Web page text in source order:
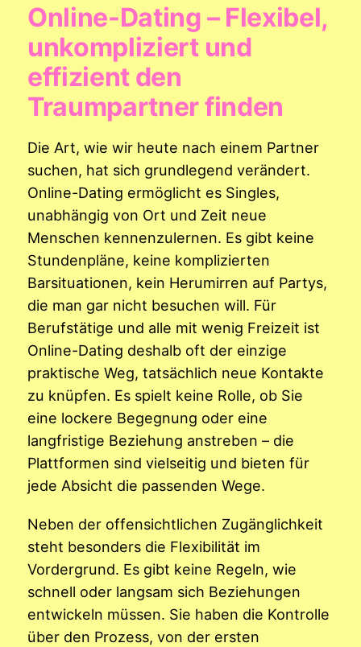
Online-Dating – Flexibel,
unkompliziert und
effizient den
Traumpartner finden
Die Art, wie wir heute nach einem Partner
suchen, hat sich grundlegend verändert.
Online-Dating ermöglicht es Singles,
unabhängig von Ort und Zeit neue
Menschen kennenzulernen. Es gibt keine
Stundenpläne, keine komplizierten
Barsituationen, kein Herumirren auf Partys,
die man gar nicht besuchen will. Für
Berufstätige und alle mit wenig Freizeit ist
Online-Dating deshalb oft der einzige
praktische Weg, tatsächlich neue Kontakte
zu knüpfen. Es spielt keine Rolle, ob Sie
eine lockere Begegnung oder eine
langfristige Beziehung anstreben – die
Plattformen sind vielseitig und bieten für
jede Absicht die passenden Wege.
Neben der offensichtlichen Zugänglichkeit
steht besonders die Flexibilität im
Vordergrund. Es gibt keine Regeln, wie
schnell oder langsam sich Beziehungen
entwickeln müssen. Sie haben die Kontrolle
über den Prozess, von der ersten